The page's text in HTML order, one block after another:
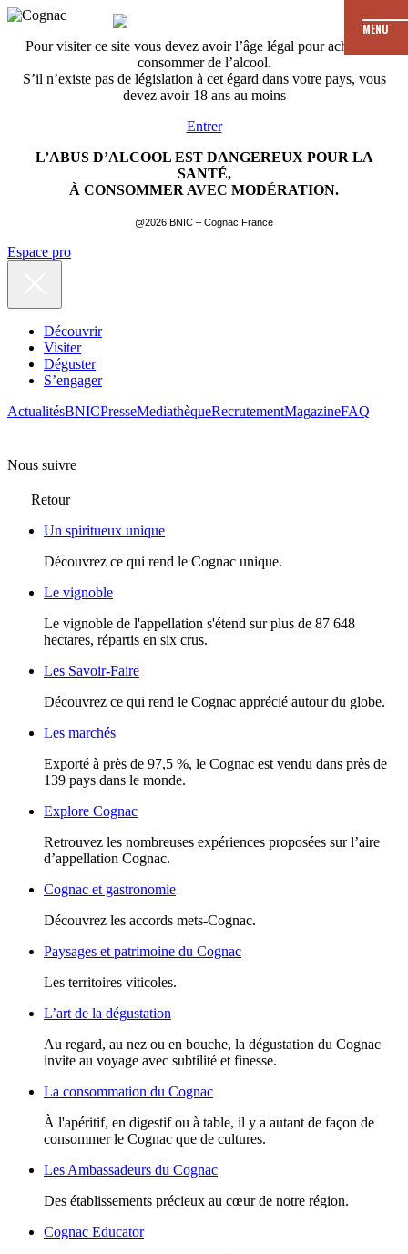
Pour visiter ce site vous devez avoir l’âge légal pour acheter et
consommer de l’alcool.
S’il n’existe pas de législation à cet égard dans votre pays, vous
devez avoir 18 ans au moins
Entrer
L’ABUS D’ALCOOL EST DANGEREUX POUR LA
SANTÉ,
À CONSOMMER AVEC MODÉRATION.
@2026 BNIC – Cognac France
MENU
Espace pro
Découvrir
Visiter
Déguster
S’engager
ActualitésBNICPresseMediathèqueRecrutementMagazineFAQ
Nous suivre
Retour
Un spiritueux unique
Découvrez ce qui rend le Cognac unique.
Le vignoble
Le vignoble de l'appellation s'étend sur plus de 87 648
hectares, répartis en six crus.
Les Savoir-Faire
Découvrez ce qui rend le Cognac apprécié autour du globe.
Les marchés
Exporté à près de 97,5 %, le Cognac est vendu dans près de
139 pays dans le monde.
Explore Cognac
Retrouvez les nombreuses expériences proposées sur l’aire
d’appellation Cognac.
Cognac et gastronomie
Découvrez les accords mets-Cognac.
Paysages et patrimoine du Cognac
Les territoires viticoles.
L’art de la dégustation
Au regard, au nez ou en bouche, la dégustation du Cognac
invite au voyage avec subtilité et finesse.
La consommation du Cognac
À l'apéritif, en digestif ou à table, il y a autant de façon de
consommer le Cognac que de cultures.
Les Ambassadeurs du Cognac
Des établissements précieux au cœur de notre région.
Cognac Educator